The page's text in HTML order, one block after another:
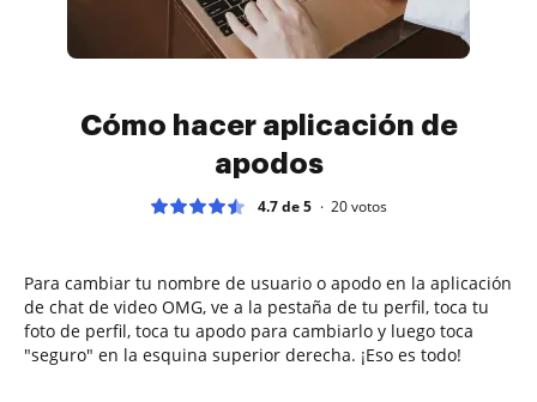
Cómo hacer aplicación de
apodos
4.7 de 5 20votos
Para cambiar tu nombre de usuario o apodo en la aplicación
de chat de video OMG, ve a la pestaña de tu perfil, toca tu
foto de perfil, toca tu apodo para cambiarlo y luego toca
"seguro" en la esquina superior derecha. ¡Eso es todo!